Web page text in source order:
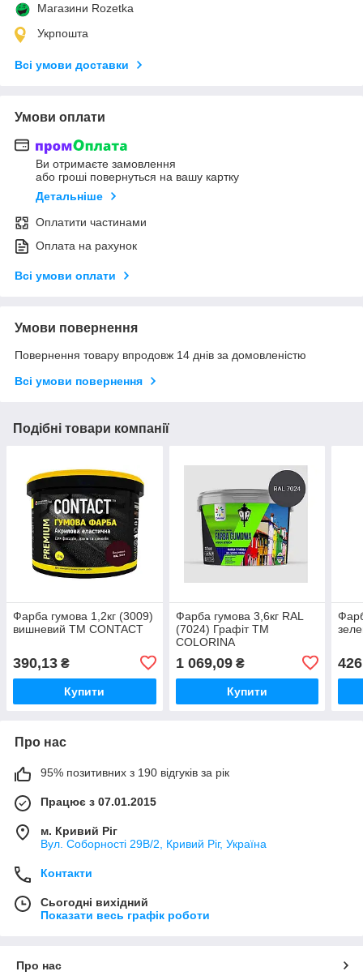
Магазини Rozetka
Укрпошта
Всі умови доставки
Умови оплати
Ви отримаєте замовлення
або гроші повернуться на вашу картку
Детальніше
Оплатити частинами
Оплата на рахунок
Всі умови оплати
Умови повернення
Повернення товару впродовж 14 днів за домовленістю
Всі умови повернення
Подібні товари компанії
Фарба гумова 1,2кг (3009)
вишневий ТМ CONTACT
390,13 ₴
Купити
Фарба гумова 3,6кг RAL
(7024) Графіт ТМ
COLORINA
1 069,09₴
Купити
Про нас
95% позитивних з 190 відгуків за рік
Працює з 07.01.2015
м. Кривий Ріг
Вул. Соборності 29В/2, Кривий Ріг, Україна
Контакти
Сьогодні вихідний
Показати весь графік роботи
Про нас